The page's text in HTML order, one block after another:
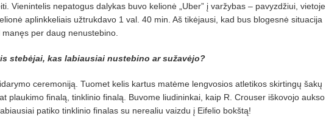
Vienintelis nepatogus dalykas buvo kelionė „Uber” į varžybas – pavyzdžiui, vietoje
aplinkkeliais užtrukdavo 1 val. 40 min. Aš tikėjausi, kad bus blogesnė situacija
per daug nenustebino.
stebėjai, kas labiausiai nustebino ar sužavėjo?
ceremoniją. Tuomet kelis kartus matėme lengvosios atletikos skirtingų šakų
plaukimo finalą, tinklinio finalą. Buvome liudininkai, kaip R. Crouser iškovojo aukso
patiko tinklinio finalas su nerealiu vaizdu į Eifelio bokštą!